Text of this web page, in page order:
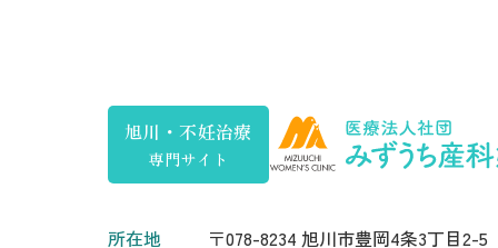
旭川・不妊治療
専門サイト
所在地 〒078-8234 旭川市豊岡4条3丁目2-5